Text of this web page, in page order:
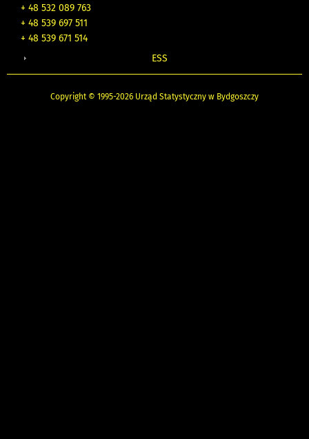
+ 48 532 089 763
+ 48 539 697 511
+ 48 539 671 514
ESS
Copyright © 1995-2026 Urząd Statystyczny w Bydgoszczy